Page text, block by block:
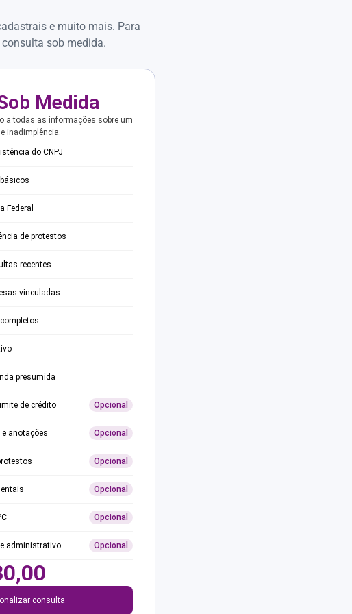
e muito mais. Para
sob medida.
Medida
a todas as informações sobre um
inadimplência.
do CNPJ
Federal
de protestos
recentes
vinculadas
presumida
de crédito Opcional
anotações Opcional
Opcional
Opcional
Opcional
administrativo Opcional
consulta